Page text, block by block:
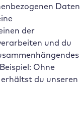
Daten
der
und du
Ohne
du unseren